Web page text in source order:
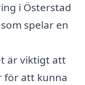
i Österstad
spelar en
är viktigt att
för att kunna